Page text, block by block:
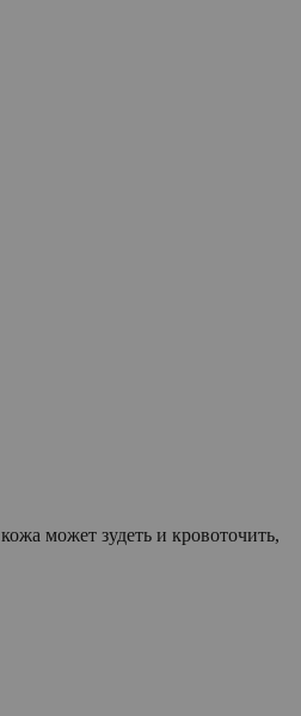
может зудеть и кровоточить,